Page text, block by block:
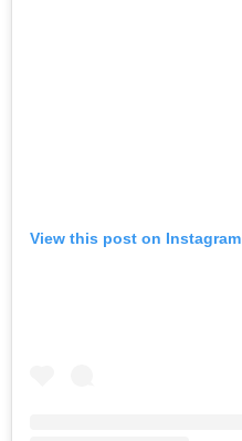
View this post on Instagram